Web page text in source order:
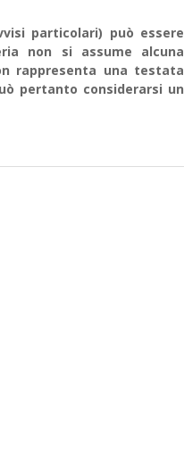
particolari) può essere
non si assume alcuna
rappresenta una testata
pertanto considerarsi un